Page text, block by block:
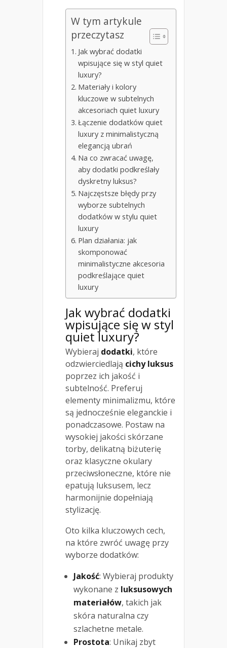
W tym artykule
przeczytasz
Jak wybrać dodatki
wpisujące się w styl quiet
luxury?
Materiały i kolory
kluczowe w subtelnych
akcesoriach quiet luxury
Łączenie dodatków quiet
luxury z minimalistyczną
elegancją ubrań
Na co zwracać uwagę,
aby dodatki podkreślały
dyskretny luksus?
Najczęstsze błędy przy
wyborze subtelnych
dodatków w stylu quiet
luxury
Plan działania: jak
skomponować
minimalistyczne akcesoria
podkreślające quiet
luxury
Jak wybrać dodatki
wpisujące się w styl
quiet luxury?
Wybieraj dodatki, które
odzwierciedlają cichy luksus
poprzez ich jakość i
subtelność. Preferuj
elementy minimalizmu, które
są jednocześnie eleganckie i
ponadczasowe. Postaw na
wysokiej jakości skórzane
torby, delikatną biżuterię
oraz klasyczne okulary
przeciwsłoneczne, które nie
epatują luksusem, lecz
harmonijnie dopełniają
stylizację.
Oto kilka kluczowych cech,
na które zwróć uwagę przy
wyborze dodatków:
Jakość: Wybieraj produkty
wykonane z luksusowych
materiałów, takich jak
skóra naturalna czy
szlachetne metale.
Prostota: Unikaj zbyt